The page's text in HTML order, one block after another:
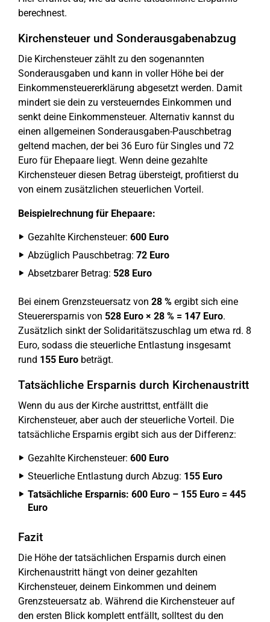
berechnest.
Kirchensteuer und Sonderausgabenabzug
Die Kirchensteuer zählt zu den sogenannten
Sonderausgaben und kann in voller Höhe bei der
Einkommensteuererklärung abgesetzt werden. Damit
mindert sie dein zu versteuerndes Einkommen und
senkt deine Einkommensteuer. Alternativ kannst du
einen allgemeinen Sonderausgaben-Pauschbetrag
geltend machen, der bei 36 Euro für Singles und 72
Euro für Ehepaare liegt. Wenn deine gezahlte
Kirchensteuer diesen Betrag übersteigt, profitierst du
von einem zusätzlichen steuerlichen Vorteil.
Beispielrechnung für Ehepaare:
Gezahlte Kirchensteuer: 600 Euro
Abzüglich Pauschbetrag: 72 Euro
Absetzbarer Betrag: 528 Euro
Bei einem Grenzsteuersatz von 28 % ergibt sich eine
Steuerersparnis von 528 Euro × 28 % = 147 Euro.
Zusätzlich sinkt der Solidaritätszuschlag um etwa rd. 8
Euro, sodass die steuerliche Entlastung insgesamt
rund 155 Euro beträgt.
Tatsächliche Ersparnis durch Kirchenaustritt
Wenn du aus der Kirche austrittst, entfällt die
Kirchensteuer, aber auch der steuerliche Vorteil. Die
tatsächliche Ersparnis ergibt sich aus der Differenz:
Gezahlte Kirchensteuer: 600 Euro
Steuerliche Entlastung durch Abzug: 155 Euro
Tatsächliche Ersparnis: 600 Euro – 155 Euro = 445
Euro
Fazit
Die Höhe der tatsächlichen Ersparnis durch einen
Kirchenaustritt hängt von deiner gezahlten
Kirchensteuer, deinem Einkommen und deinem
Grenzsteuersatz ab. Während die Kirchensteuer auf
den ersten Blick komplett entfällt, solltest du den